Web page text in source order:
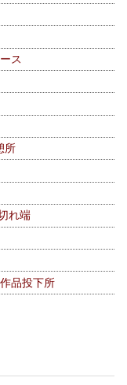
ス
所
れ端
品投下所